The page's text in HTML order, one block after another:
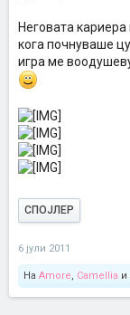
Неговата
кога почнуваше
игра ме
СПОЈЛЕР
6 јули 2011
На Amore, Camellia и